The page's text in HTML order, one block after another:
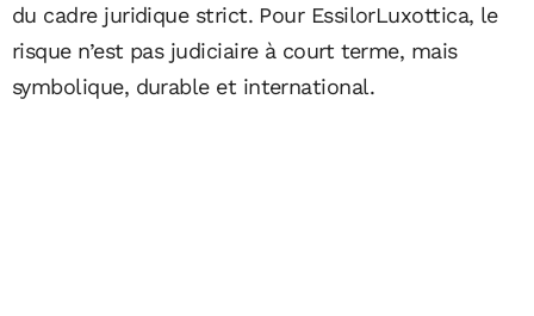
du cadre juridique strict. Pour EssilorLuxottica, le
risque n’est pas judiciaire à court terme, mais
symbolique, durable et international.